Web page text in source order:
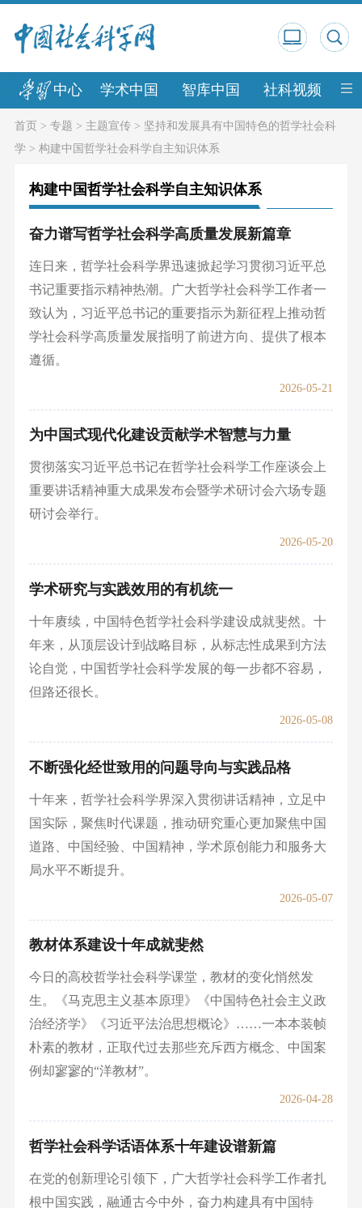
中心 学术中国 智库中国 社科视频 中
首页> 专题 > 主题宣传> 坚持和发展具有中国特色的哲学社会科
学 > 构建中国哲学社会科学自主知识体系
构建中国哲学社会科学自主知识体系
奋力谱写哲学社会科学高质量发展新篇章
连日来，哲学社会科学界迅速掀起学习贯彻习近平总
书记重要指示精神热潮。广大哲学社会科学工作者一
致认为，习近平总书记的重要指示为新征程上推动哲
学社会科学高质量发展指明了前进方向、提供了根本
遵循。
2026-05-21
为中国式现代化建设贡献学术智慧与力量
贯彻落实习近平总书记在哲学社会科学工作座谈会上
重要讲话精神重大成果发布会暨学术研讨会六场专题
研讨会举行。
2026-05-20
学术研究与实践效用的有机统一
十年赓续，中国特色哲学社会科学建设成就斐然。十
年来，从顶层设计到战略目标，从标志性成果到方法
论自觉，中国哲学社会科学发展的每一步都不容易，
但路还很长。
2026-05-08
不断强化经世致用的问题导向与实践品格
十年来，哲学社会科学界深入贯彻讲话精神，立足中
国实际，聚焦时代课题，推动研究重心更加聚焦中国
道路、中国经验、中国精神，学术原创能力和服务大
局水平不断提升。
2026-05-07
教材体系建设十年成就斐然
今日的高校哲学社会科学课堂，教材的变化悄然发
生。《马克思主义基本原理》《中国特色社会主义政
治经济学》《习近平法治思想概论》……一本本装帧
朴素的教材，正取代过去那些充斥西方概念、中国案
例却寥寥的“洋教材”。
2026-04-28
哲学社会科学话语体系十年建设谱新篇
在党的创新理论引领下，广大哲学社会科学工作者扎
根中国实践，融通古今中外，奋力构建具有中国特